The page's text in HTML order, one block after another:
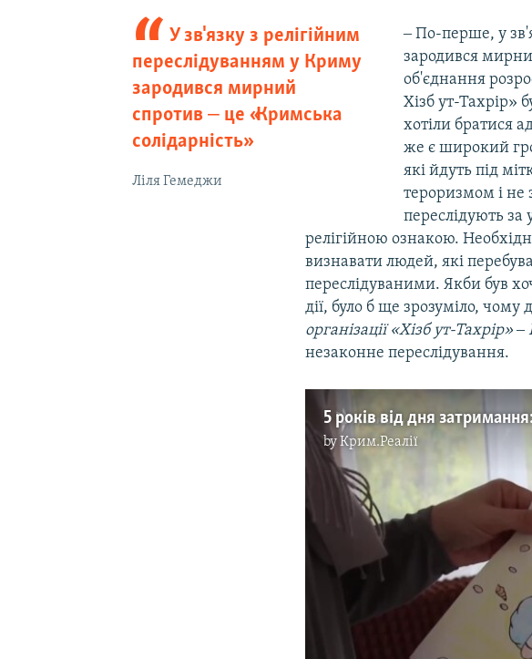
У зв'язку з релігійним
переслідуванням у Криму
зародився мирний
спротив ‒ це «Кримська
солідарність»
Ліля Гемеджи
‒ По-перше, у
зародився
об'єднання
Хізб ут-Тахрір»
хотіли братися
же є широкий
які йдуть під
тероризмом і не
переслідують за
релігійною ознакою.
визнавати людей, які
переслідуваними. Якби був
дії, було б ще зрозуміло,
організації «Хізб ут-Тахрір» ‒
незаконне переслідування.
byКрим.Реалії
No